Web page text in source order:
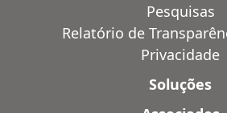
Pesquisas
Relatório de
Privacidade
Soluções